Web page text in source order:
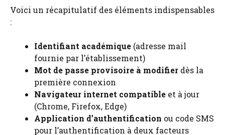
Voici un récapitulatif des éléments indispensables
:
Identifiant académique (adresse mail
fournie par l’établissement)
Mot de passe provisoire à modifier dès la
première connexion
Navigateur internet compatible et à jour
(Chrome, Firefox, Edge)
Application d’authentification ou code SMS
pour l’authentification à deux facteurs